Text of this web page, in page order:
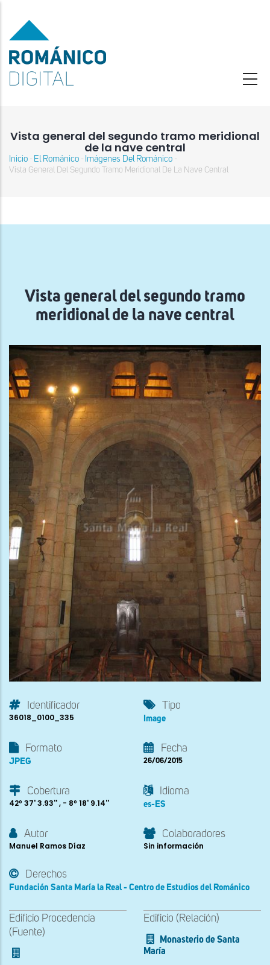
contenido
principal
Vista general del segundo tramo meridional
de la nave central
Sobrescribir
ayuda
Inicio - El Románico - Imágenes Del Románico -
Vista General Del Segundo Tramo Meridional De La Nave Central
Vista general del segundo tramo
meridional de la nave central
Identificador
36018_0100_335
Tipo
Image
Formato
JPEG
Fecha
26/06/2015
Cobertura
42º 37' 3.93'' , - 8º 18' 9.14''
Idioma
es-ES
Autor
Manuel Ramos Díaz
Colaboradores
Sin información
Derechos
Fundación Santa María la Real - Centro de Estudios del Románico
Edificio Procedencia
(Fuente)
Edificio (Relación)
Monasterio de Santa
María